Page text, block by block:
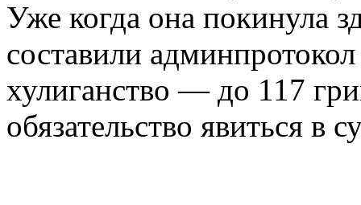
Уже когда она покинула
составили
хулиганство — до 117
обязательство явиться в